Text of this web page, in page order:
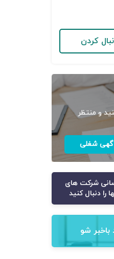
کردن
و منتظر
شغلی
شرکت های
را دنبال کنید
شو